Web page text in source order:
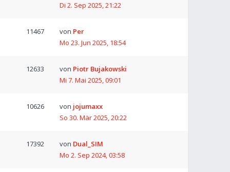
Di 2. Sep 2025, 21:22
11467 von Per
Mo 23. Jun 2025, 18:54
12633 von Piotr Bujakowski
Mi 7. Mai 2025, 09:01
10626 von jojumaxx
So 30. Mär 2025, 20:22
17392 von Dual_SIM
Mo 2. Sep 2024, 03:58